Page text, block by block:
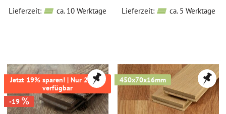
Lieferzeit: ca. 10 Werktage Lieferzeit: ca. 5 Werktage
Jetzt 19% sparen! | Nur 242m²
verfügbar
-19
450x70x16mm